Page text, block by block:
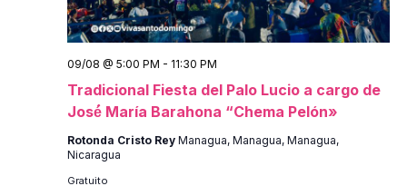
Tradicional Fiesta del Palo Lucio a cargo de
José́ María Barahona “Chema Pelón»
09/08 @ 5:00 PM - 11:30 PM
Rotonda Cristo Rey Managua, Managua, Managua,
Nicaragua
Gratuito